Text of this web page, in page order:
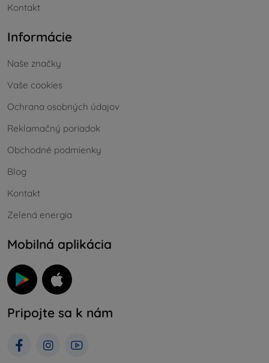
Kontakt
Informácie
Naše značky
Vaše cookies
Ochrana osobných údajov
Reklamačný poriadok
Obchodné podmienky
Blog
Kontakt
Zelená energia
Mobilná aplikácia
Pripojte sa k nám